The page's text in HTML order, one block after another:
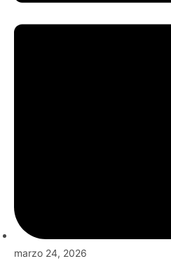
marzo 24, 2026